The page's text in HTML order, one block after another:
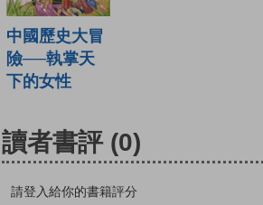
中國歷史大冒
險──執掌天
下的女性
讀者書評 (0)
請登入給你的書籍評分